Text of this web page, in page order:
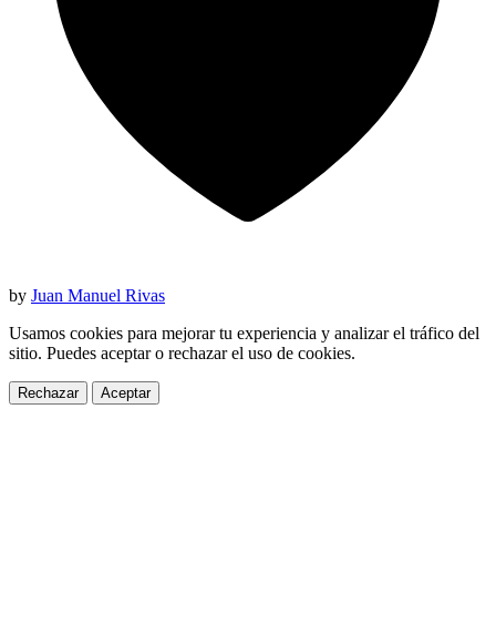
by Juan Manuel Rivas
Usamos cookies para mejorar tu experiencia y analizar el tráfico del
sitio. Puedes aceptar o rechazar el uso de cookies.
Rechazar Aceptar